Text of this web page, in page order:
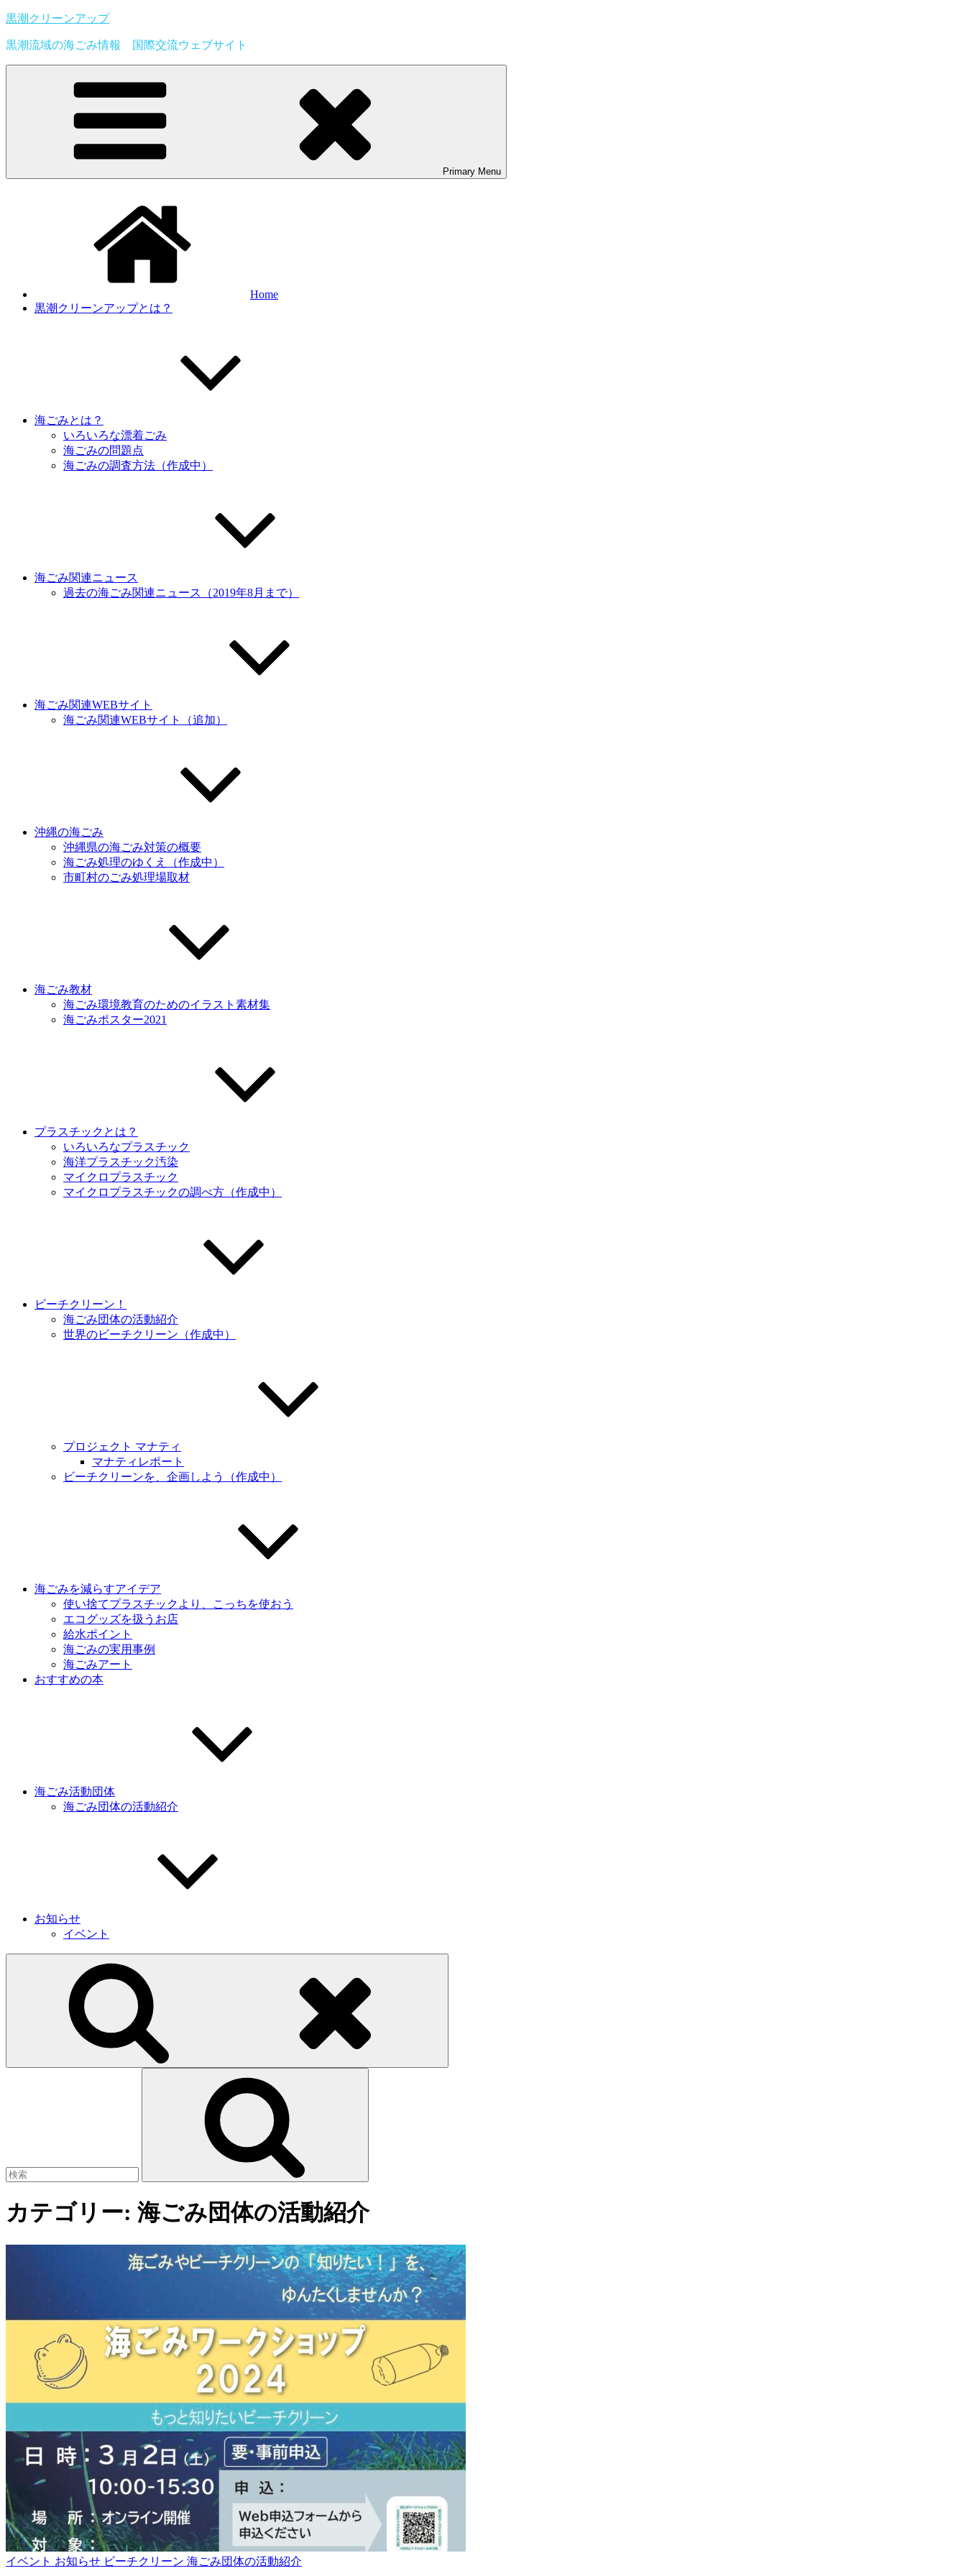
Skip
content
黒潮クリーンアップ
黒潮流域の海ごみ情報 国際交流ウェブサイト
Primary Menu
Home
黒潮クリーンアップとは？
海ごみとは？
いろいろな漂着ごみ
海ごみの問題点
海ごみの調査方法（作成中）
海ごみ関連ニュース
過去の海ごみ関連ニュース（2019年8月まで）
海ごみ関連WEBサイト
海ごみ関連WEBサイト（追加）
沖縄の海ごみ
沖縄県の海ごみ対策の概要
海ごみ処理のゆくえ（作成中）
市町村のごみ処理場取材
海ごみ教材
海ごみ環境教育のためのイラスト素材集
海ごみポスター2021
プラスチックとは？
いろいろなプラスチック
海洋プラスチック汚染
マイクロプラスチック
マイクロプラスチックの調べ方（作成中）
ビーチクリーン！
海ごみ団体の活動紹介
世界のビーチクリーン（作成中）
プロジェクト マナティ
マナティレポート
ビーチクリーンを、企画しよう（作成中）
海ごみを減らすアイデア
使い捨てプラスチックより、こっちを使おう
エコグッズを扱うお店
給水ポイント
海ごみの実用事例
海ごみアート
おすすめの本
海ごみ活動団体
海ごみ団体の活動紹介
お知らせ
イベント
カテゴリー: 海ごみ団体の活動紹介
Categories
イベント お知らせ ビーチクリーン 海ごみ団体の活動紹介